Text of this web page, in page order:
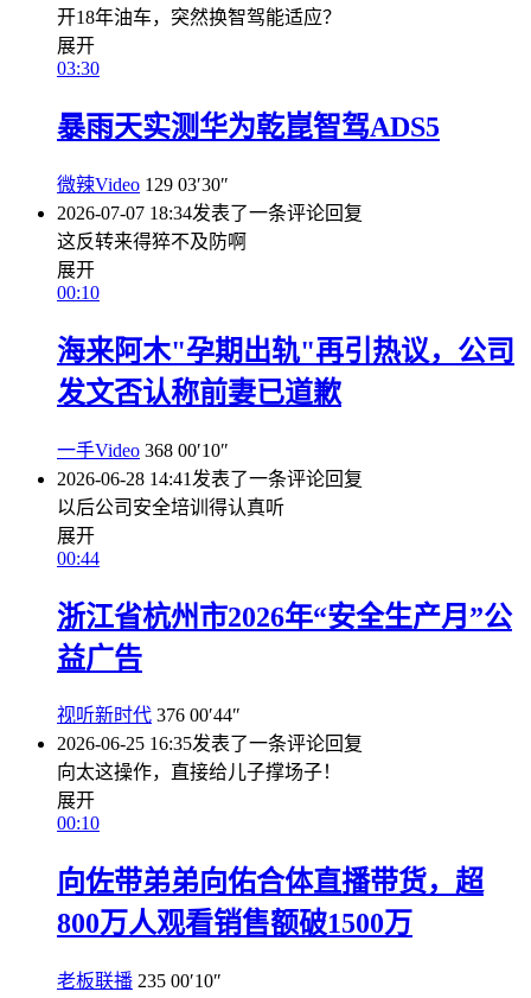
开18年油车，突然换智驾能适应？
展开
03:30
暴雨天实测华为乾崑智驾ADS5
微辣Video 129 03′30″
2026-07-07 18:34发表了一条评论回复
这反转来得猝不及防啊
展开
00:10
海来阿木"孕期出轨"再引热议，公司
发文否认称前妻已道歉
一手Video 368 00′10″
2026-06-28 14:41 发表了一条评论回复
以后公司安全培训得认真听
展开
00:44
浙江省杭州市2026年“安全生产月”公
益广告
视听新时代 376 00′44″
2026-06-25 16:35发表了一条评论回复
向太这操作，直接给儿子撑场子！
展开
00:10
向佐带弟弟向佑合体直播带货，超
800万人观看销售额破1500万
老板联播 235 00′10″